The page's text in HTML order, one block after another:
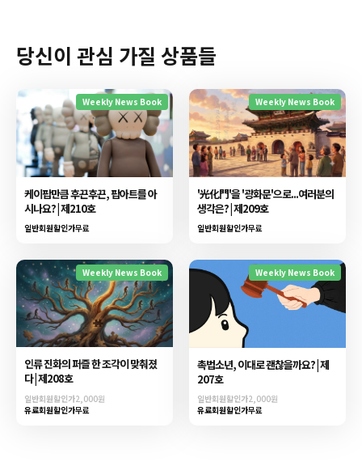
당신이 관심 가질 상품들
Weekly News Book
케이팝만큼 후끈후끈, 팝아트를 아
시나요? | 제210호
일반회원할인가무료
Weekly News Book
'光化門'을 '광화문'으로...여러분의
생각은? | 제209호
일반회원할인가무료
Weekly News Book
인류 진화의 퍼즐 한 조각이 맞춰졌
다 | 제208호
일반회원할인가2,000원
유료회원할인가무료
Weekly News Book
촉법소년, 이대로 괜찮을까요? | 제
207호
일반회원할인가2,000원
유료회원할인가무료